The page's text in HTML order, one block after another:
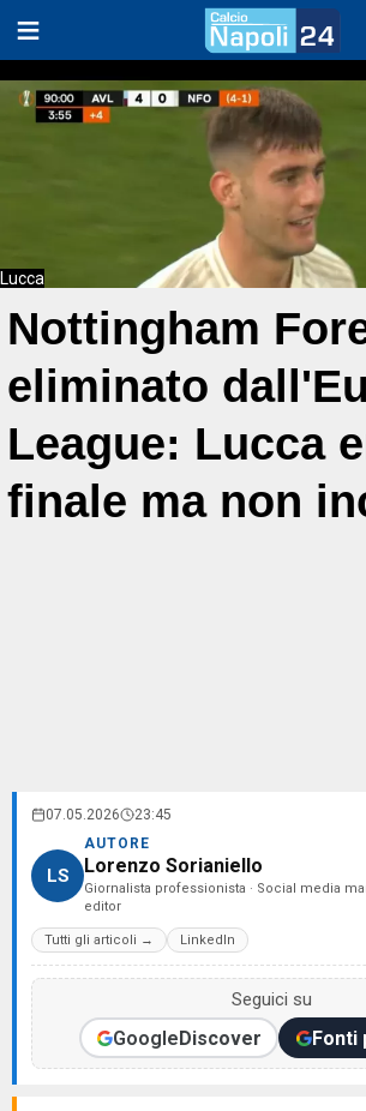
Lucca
Nottingham
eliminato
League: Lucca
finale ma non
07.05.2026 23:45
LS
AUTORE
Lorenzo Sorianiello
Giornalista professionista · Social media
editor
Tutti gli articoli → LinkedIn
Seguici su
GoogleDiscover Fonti